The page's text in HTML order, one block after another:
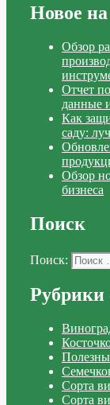
Новое на
Обзор
Отчет
данные
Как
саду:
Обзор
бизнеса
Поиск
Поиск:
Рубрики
Сорта
Сорта